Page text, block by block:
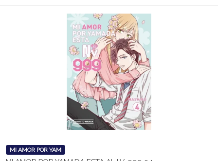
MI AMOR POR YAM